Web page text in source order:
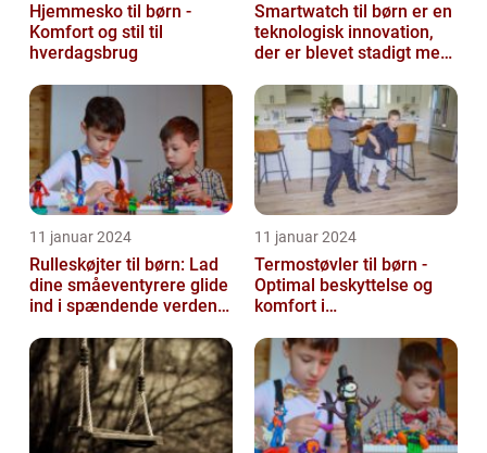
Hjemmesko til børn -
Komfort og stil til
hverdagsbrug
Smartwatch til børn er en
teknologisk innovation,
der er blevet stadigt mere
11 januar 2024
Rulleskøjter til børn: Lad
dine småeventyrere glide
ind i spændende verden
11 januar 2024
Termostøvler til børn -
Optimal beskyttelse og
komfort i